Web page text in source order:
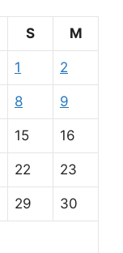
S M
1 2
8 9
15 16
22 23
29 30